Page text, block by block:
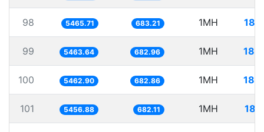
98 5465.71 683.21 1MH
99 5463.64 682.96 1MH
100 5462.90 682.86 1MH
101 5456.88 682.11 1MH